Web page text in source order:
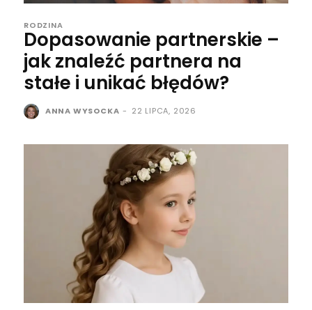
RODZINA
Dopasowanie partnerskie –
jak znaleźć partnera na
stałe i unikać błędów?
ANNA WYSOCKA - 22 LIPCA, 2026